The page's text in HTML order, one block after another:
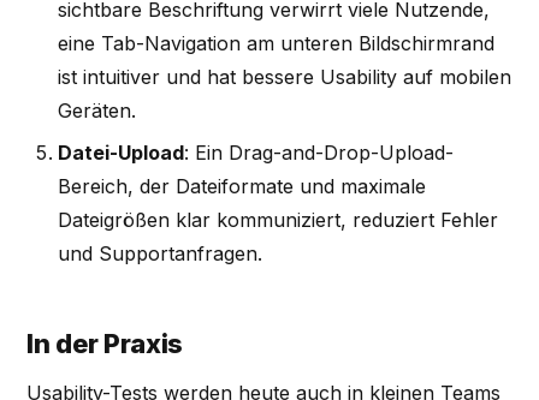
sichtbare Beschriftung verwirrt viele Nutzende,
eine Tab-Navigation am unteren Bildschirmrand
ist intuitiver und hat bessere Usability auf mobilen
Geräten.
Datei-Upload: Ein Drag-and-Drop-Upload-
Bereich, der Dateiformate und maximale
Dateigrößen klar kommuniziert, reduziert Fehler
und Supportanfragen.
In der Praxis
Usability-Tests werden heute auch in kleinen Teams